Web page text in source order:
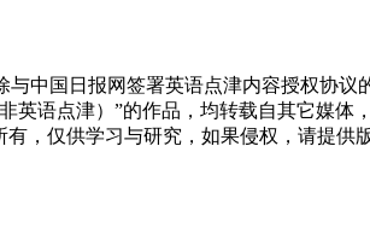
中国日报网签署英语点津内容授权协
语点津）”的作品，均转载自其它媒体
，仅供学习与研究，如果侵权，请提供